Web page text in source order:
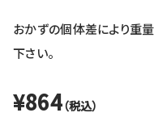
おかずの個体差により重
下さい。
¥864（税込）